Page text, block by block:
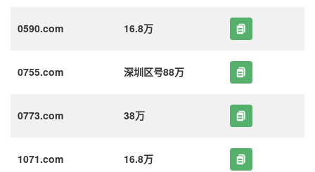
0590.com 16.8万
0755.com 深圳区号88万
0773.com 38万
1071.com 16.8万